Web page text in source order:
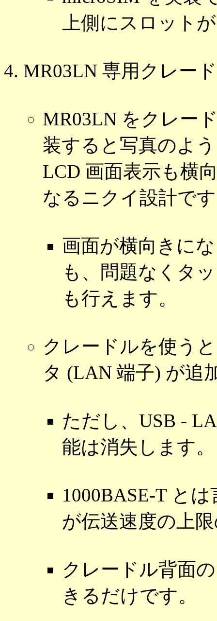
上側にスロット
MR03LN 専用クレー
MR03LN をクレー
装すると写真のよ
LCD 画面表示も横
なるニクイ設計で
画面が横向きに
も、問題なくタ
も行えます。
クレードルを使う
タ (LAN 端子) が追
ただし、USB -
能は消失します。
1000BASE-T と
が伝送速度の上
クレードル背面
きるだけです。